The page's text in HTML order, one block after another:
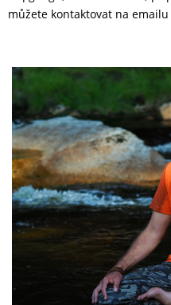
můžete kontaktovat na emailu